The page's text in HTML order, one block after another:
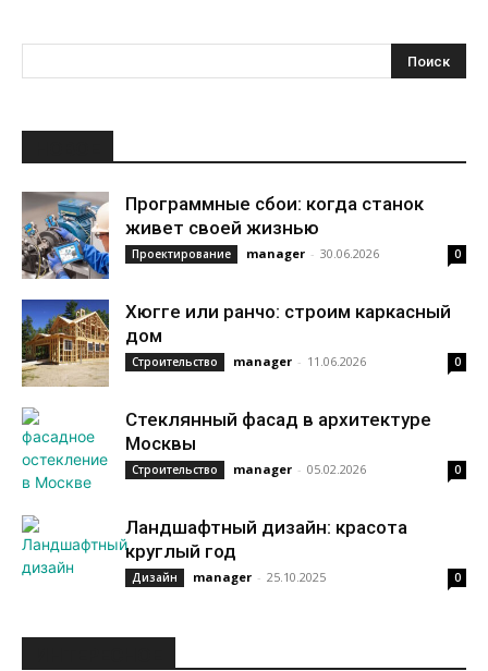
Программные сбои: когда станок
живет своей жизнью
Проектирование manager - 30.06.2026 0
Хюгге или ранчо: строим каркасный
дом
Строительство manager - 11.06.2026 0
Стеклянный фасад в архитектуре
Москвы
Строительство manager - 05.02.2026 0
Ландшафтный дизайн: красота
круглый год
Дизайн manager - 25.10.2025 0